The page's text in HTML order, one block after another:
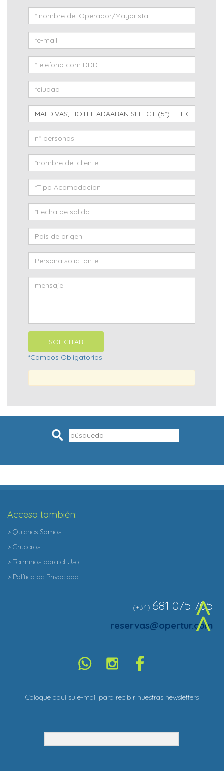
*Campos Obligatorios
Pesquisar
^
Acceso también:
> Quienes Somos
> Cruceros
> Terminos para el Uso
> Política de Privacidad
(+34) 681 075 705
reservas@opertur.com
Coloque aquí su e-mail para recibir nuestras newsletters